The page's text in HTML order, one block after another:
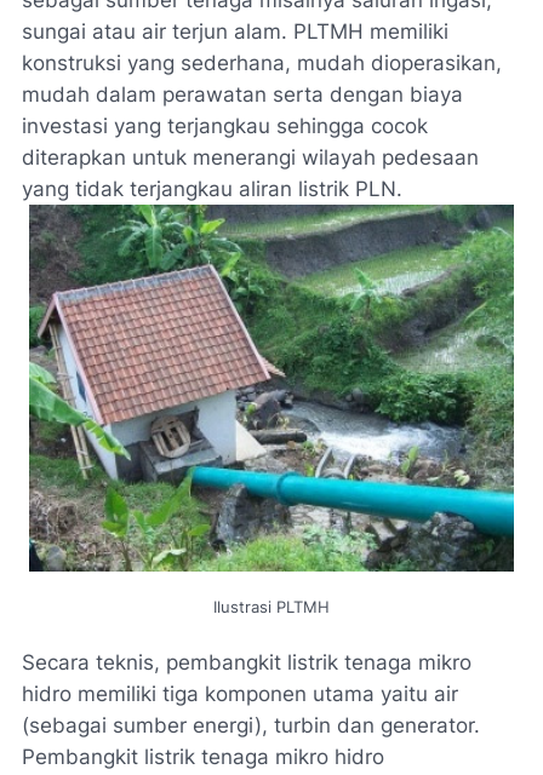
sungai atau air terjun alam. PLTMH memiliki
konstruksi yang sederhana, mudah dioperasikan,
mudah dalam perawatan serta dengan biaya
investasi yang terjangkau sehingga cocok
diterapkan untuk menerangi wilayah pedesaan
yang tidak terjangkau aliran listrik PLN.
Ilustrasi PLTMH
Secara teknis, pembangkit listrik tenaga mikro
hidro memiliki tiga komponen utama yaitu air
(sebagai sumber energi), turbin dan generator.
Pembangkit listrik tenaga mikro hidro